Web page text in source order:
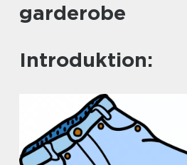
garderobe
Introduktion: